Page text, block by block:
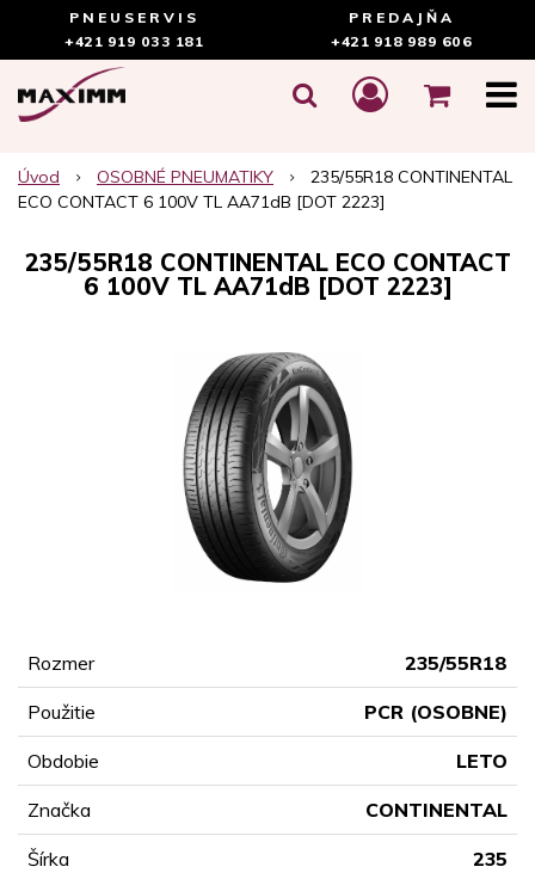
PNEUSERVIS
+421 919 033 181
PREDAJŇA
+421 918 989 606
Úvod OSOBNÉ PNEUMATIKY
235/55R18 CONTINENTAL
ECO CONTACT 6 100V TL AA71dB [DOT 2223]
235/55R18 CONTINENTAL ECO CONTACT
6 100V TL AA71dB [DOT 2223]
Rozmer 235/55R18
Použitie PCR (OSOBNE)
Obdobie LETO
Značka CONTINENTAL
Šírka 235